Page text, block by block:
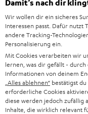
Bitte prüfe, ob
Lieferumfang
Damit‘s nach dir
Wir wollen dir ein sicheres
Interessen passt. Dafür nutzt
andere Tracking-
Personalisierung ein.
Mit Cookies verarbeiten wir
lernen, was dir gefällt -
Informationen von deinem
„Alles ablehnen“ bestätigst
erforderliche Cookies
diese werden jedoch zufällig
Inhalte, die wirklich relevant